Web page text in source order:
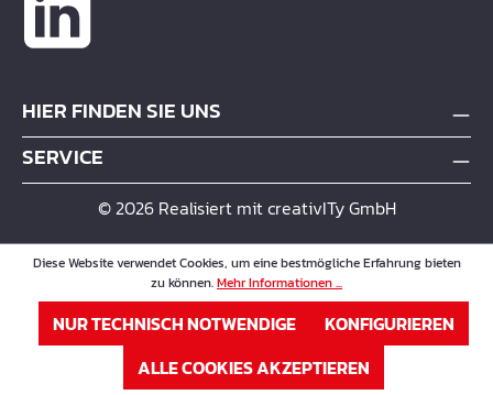
HIER FINDEN SIE UNS
SERVICE
© 2026 Realisiert mit creativITy GmbH
Diese Website verwendet Cookies, um eine bestmögliche Erfahrung bieten
zu können.Mehr Informationen ...
NUR TECHNISCH NOTWENDIGE
KONFIGURIEREN
ALLE COOKIES AKZEPTIEREN